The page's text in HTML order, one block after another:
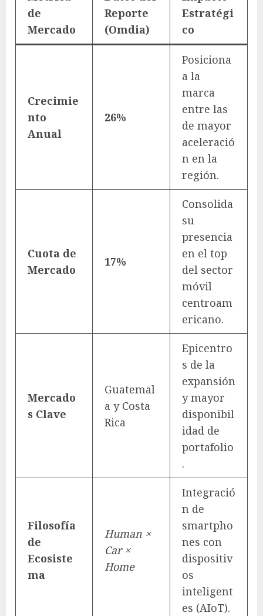
de
Mercado
Reporte
(Omdia)
Estratégi
co
Crecimie
nto
Anual
26%
Posiciona
a la
marca
entre las
de mayor
aceleració
n en la
región.
Cuota de
Mercado
17%
Consolida
su
presencia
en el top
del sector
móvil
centroam
ericano.
Mercado
s Clave
Guatemal
a y Costa
Rica
Epicentro
s de la
expansión
y mayor
disponibil
idad de
portafolio
.
Filosofía
de
Ecosiste
ma
Human ×
Car ×
Home
Integració
n de
smartpho
nes con
dispositiv
os
inteligent
es (AIoT).